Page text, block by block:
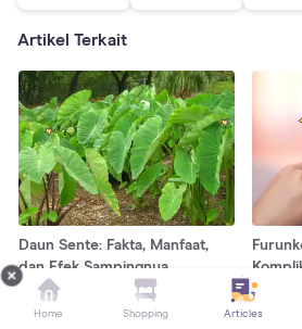
Artikel Terkait
Daun Sente: Fakta, Manfaat,
dan Efek Sampingnya
Home Shopping Articles